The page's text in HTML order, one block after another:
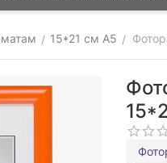
/ 15*21 см А5 /